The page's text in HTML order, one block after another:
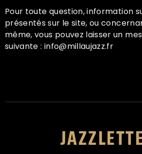
Pour toute question, information
présentés sur le site, ou
même, vous pouvez laisser un
suivante : info@millaujazz.fr